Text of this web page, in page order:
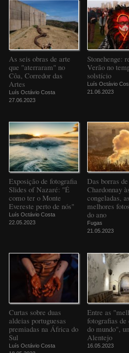
As seis obras de arte
que "aterraram" no
Côa, Corredor das
Artes
Luís Octávio Costa
27.06.2023
Stonehenge:
Verão no
solstício
Luís Octávio
21.06.2023
Exposição de fotografia
Slides of Nazaré: "É
como ter o Monte
Evereste perto de nós"
Luís Octávio Costa
22.05.2023
Das borras de
Chardonnay
congeladas, as
melhores
do ano
Fugas
21.05.2023
Curtas sobre duas
aldeias portuguesas
premiadas na África do
Sul
Luís Octávio Costa
Entre as
fotografias de
do mundo",
Alentejo
16.05.2023